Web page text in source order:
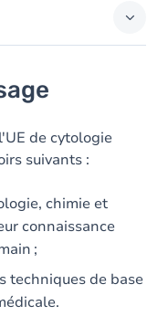
de cytologie
suivants :
chimie et
connaissance
;
techniques de base